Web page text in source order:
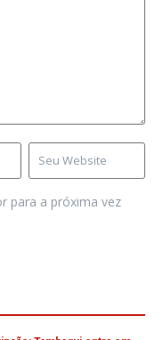
para a próxima vez